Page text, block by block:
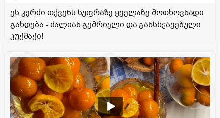
ეს კერძი თქვენს სუფრაზე ყველაზე მოთხოვნადი
გახდება - ძალიან გემრიელი და განსხვავებული
კუჭმაჭი!